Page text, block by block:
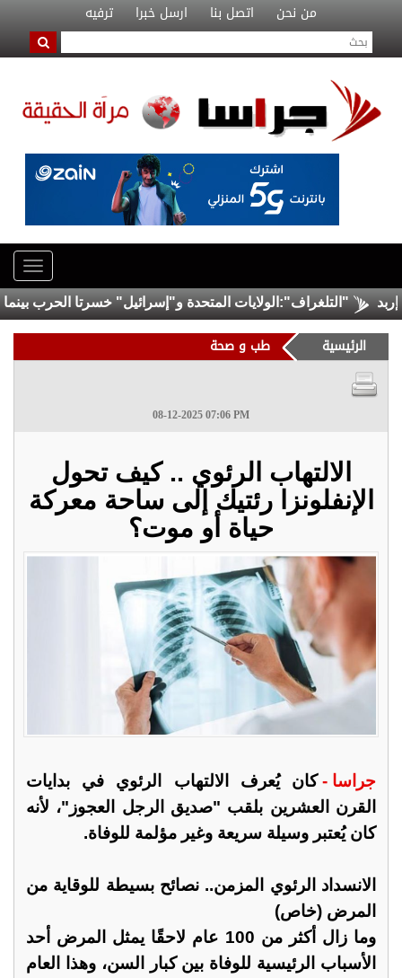
من نحن اتصل بنا ارسل خبرا ترفيه
"التلغراف":الولايات المتحدة و"إسرائيل" خسرتا الحرب بينما
الرئيسية طب و صحة
08-12-2025 07:06 PM
الالتهاب الرئوي .. كيف تحول
الإنفلونزا رئتيك إلى ساحة معركة
حياة أو موت؟
جراسا - كان يُعرف الالتهاب الرئوي في بدايات
القرن العشرين بلقب "صديق الرجل العجوز"، لأنه
كان يُعتبر وسيلة سريعة وغير مؤلمة للوفاة.
الانسداد الرئوي المزمن.. نصائح بسيطة للوقاية من
المرض (خاص)
وما زال أكثر من 100 عام لاحقًا يمثل المرض أحد
الأسباب الرئيسية للوفاة بين كبار السن، وهذا العام